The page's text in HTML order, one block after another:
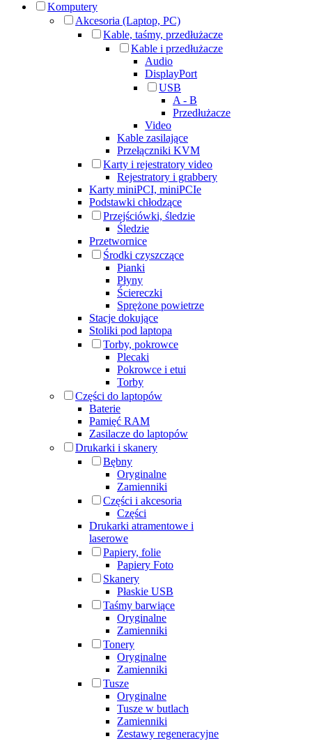
Komputery
Akcesoria (Laptop, PC)
Kable, taśmy, przedłużacze
Kable i przedłużacze
Audio
DisplayPort
USB
A - B
Przedłużacze
Video
Kable zasilające
Przełączniki KVM
Karty i rejestratory video
Rejestratory i grabbery
Karty miniPCI, miniPCIe
Podstawki chłodzące
Przejściówki, śledzie
Śledzie
Przetwornice
Środki czyszczące
Pianki
Płyny
Ściereczki
Sprężone powietrze
Stacje dokujące
Stoliki pod laptopa
Torby, pokrowce
Plecaki
Pokrowce i etui
Torby
Części do laptopów
Baterie
Pamięć RAM
Zasilacze do laptopów
Drukarki i skanery
Bębny
Oryginalne
Zamienniki
Części i akcesoria
Części
Drukarki atramentowe i
laserowe
Papiery, folie
Papiery Foto
Skanery
Płaskie USB
Taśmy barwiące
Oryginalne
Zamienniki
Tonery
Oryginalne
Zamienniki
Tusze
Oryginalne
Tusze w butlach
Zamienniki
Zestawy regeneracyjne